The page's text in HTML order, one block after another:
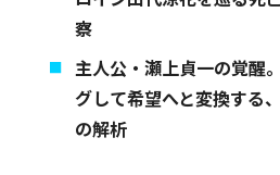
察
主人公・瀬上貞一の覚醒
グして希望へと変換する
の解析